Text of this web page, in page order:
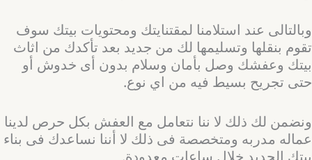
وبالتالى عند استلامنا لمقتنايتك ومحتويات بيتك سوف
تقوم بنقلها وتسليمها لك من جديد بعد تأكدك من اثاث
بيتك وعفشك وصل بأمان وسلام بدون أى خدوش أو
حتى تجريح بسيط فيه من اي نوع.
ونضمن لك ذلك لا ننا نتعامل مع العفش بكل حرص لدينا
عماله مدربه ومتخصصة فى ذلك لا أننا نساعدك فى بناء
بيتك الجديد خلال ساعات معدودة.